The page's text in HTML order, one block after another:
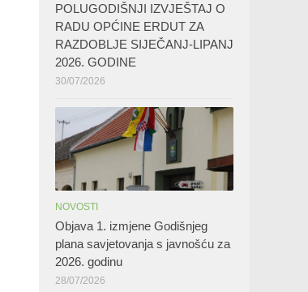
POLUGODIŠNJI IZVJEŠTAJ O
RADU OPĆINE ERDUT ZA
RAZDOBLJE SIJEČANJ-LIPANJ
2026. GODINE
30/07/2026
NOVOSTI
Objava 1. izmjene Godišnjeg
plana savjetovanja s javnošću za
2026. godinu
28/07/2026